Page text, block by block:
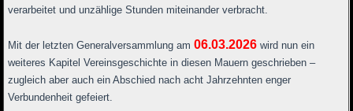
verarbeitet und unzählige Stunden miteinander verbracht.
Mit der letzten Generalversammlung am06.03.2026 wird nun ein
weiteres Kapitel Vereinsgeschichte in diesen Mauern geschrieben –
zugleich aber auch ein Abschied nach acht Jahrzehnten enger
Verbundenheit gefeiert.